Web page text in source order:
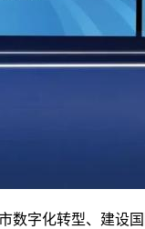
字化转型、建设